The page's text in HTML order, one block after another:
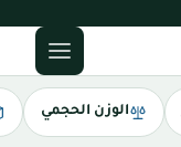
الوزن الحجمي